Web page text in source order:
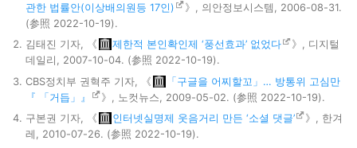
관한 법률안(이상배의원등 17인)
》, 의안정보시스템, 2006-08-31.
(参照 2022-10-19).
김태진 기자, 《
제한적 본인확인제 ‘풍선효과’ 없었다
》, 디지털
데일리, 2007-10-04. (参照 2022-10-19).
CBS정치부 권혁주 기자, 《
「구글을 어찌할꼬」… 방통위 고심만
『 「거듭」』
》, 노컷뉴스, 2009-05-02. (参照 2022-10-19).
구본권 기자, 《
인터넷실명제 웃음거리 만든 ‘소셜 댓글’
》, 한겨
레, 2010-07-26. (参照 2022-10-19).